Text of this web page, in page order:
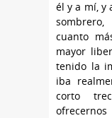
él y a mí, y
cuanto
mayor
tenido la
iba
corto